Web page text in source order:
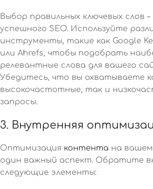
Выбор правильных ключевых слов
успешного SEO. Используйте
инструменты, такие как Google
или Ahrefs, чтобы подобрать
релевантные слова для вашего
Убедитесь, что вы охватываете
высокочастотные, так и
запросы.
3. Внутренняя
Оптимизация контента на
один важный аспект. Обратите
следующие элементы: